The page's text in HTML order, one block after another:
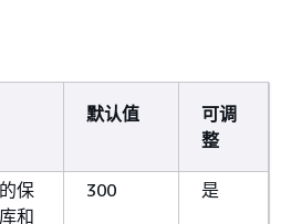
默认值
可调
整
保
和
300 是